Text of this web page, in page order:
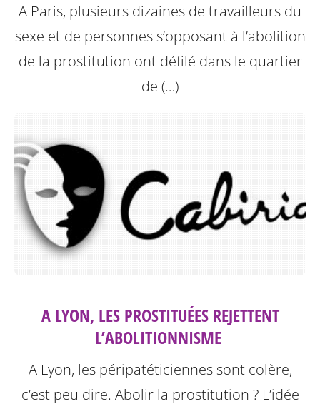
A Paris, plusieurs dizaines de travailleurs du
sexe et de personnes s’opposant à l’abolition
de la prostitution ont défilé dans le quartier
de (…)
A LYON, LES PROSTITUÉES REJETTENT
L’ABOLITIONNISME ‎
A Lyon, les péripatéticiennes sont colère,
c’est peu dire. Abolir la prostitution ? L’idée